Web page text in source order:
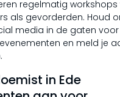
regelmatig
als gevorderden. Houd
media in de gaten voor
en meld je
in Ede